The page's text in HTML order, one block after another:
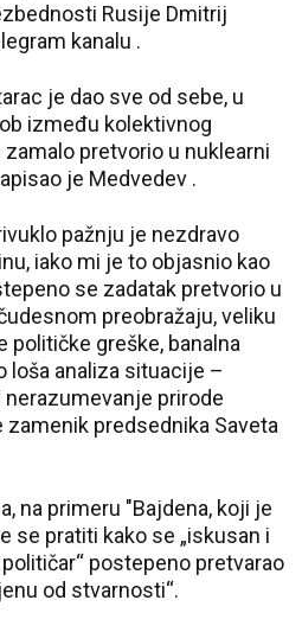
Rusije Dmitrij
kanalu .
je dao sve od sebe, u
između kolektivnog
zamalo pretvorio u nuklearni
je Medvedev .
pažnju je nezdravo
iako mi je to objasnio kao
se zadatak pretvorio u
preobražaju, veliku
političke greške, banalna
loša analiza situacije –
prirode
zamenik predsednika Saveta
na primeru "Bajdena, koji je
se pratiti kako se „iskusan i
postepeno pretvarao
od stvarnosti“.